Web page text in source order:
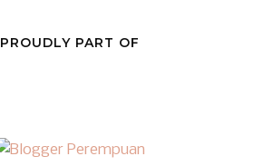
PROUDLY PART OF